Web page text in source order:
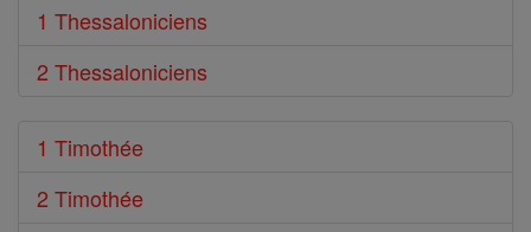
1 Thessaloniciens
2 Thessaloniciens
1 Timothée
2 Timothée